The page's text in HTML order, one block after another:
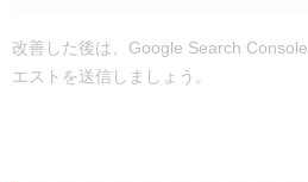
改善した後は、Google Search
エストを送信しましょう。